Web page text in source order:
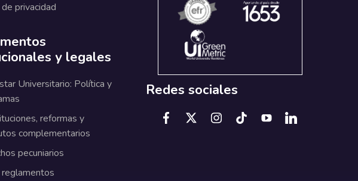
privacidad
y legales
Universitario: Política y
reformas y
complementarios
pecuniarios
Redes sociales